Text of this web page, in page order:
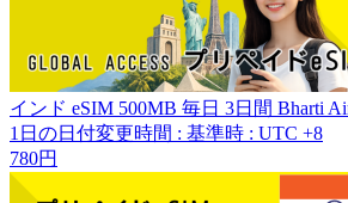
インド eSIM 500MB 毎日 3日間 Bharti
1日の日付変更時間 : 基準時 : UTC +8
780円